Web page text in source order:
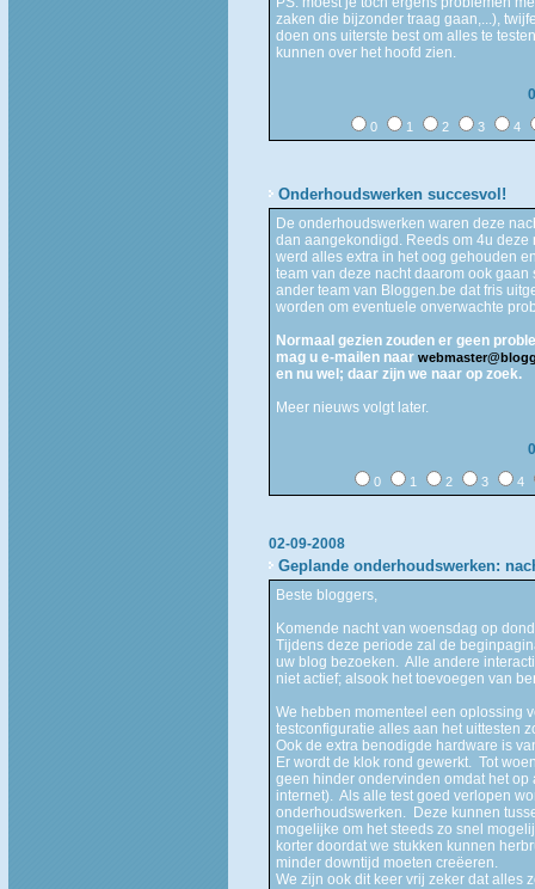
zaken die bijzonder traag gaan,...),
doen ons uiterste best om alles te
kunnen over het hoofd zien.
0 1 2 3 4
Onderhoudswerken succesvol!
De onderhoudswerken waren deze
dan aangekondigd. Reeds om 4u
werd alles extra in het oog gehouden
team van deze nacht daarom ook
ander team van Bloggen.be dat fris
worden om eventuele onverwachte
Normaal gezien zouden er geen
mag u e-mailen naar
en nu wel; daar zijn we naar op zoek.
Meer nieuws volgt later.
0 1 2 3 4
02-09-2008
Geplande onderhoudswerken:
Beste bloggers,
Komende nacht van woensdag op
Tijdens deze periode zal de
uw blog bezoeken. Alle andere
niet actief; alsook het toevoegen van
We hebben momenteel een oplossing
testconfiguratie alles aan het uittesten
Ook de extra benodigde hardware is
Er wordt de klok rond gewerkt. Tot
geen hinder ondervinden omdat het
internet). Als alle test goed verlopen
onderhoudswerken. Deze kunnen
mogelijke om het steeds zo snel
korter doordat we stukken kunnen
minder downtijd moeten creëeren.
We zijn ook dit keer vrij zeker dat alles